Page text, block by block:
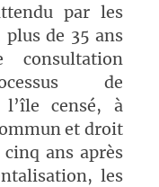
par les
de 35 ans
de
l’île censé, à
et droit
ans après
les